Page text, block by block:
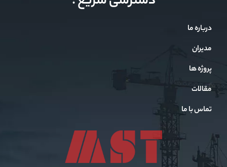
درباره ما
مدیران
پروژه ها
مقالات
تماس با ما